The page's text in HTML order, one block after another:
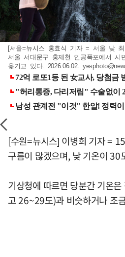
[서울=뉴시스 홍효식 기자 = 서울 낮
서울 서대문구 홍제천 인공폭포에서 시
옮기고 있다. 2026.06.02.
[수원=뉴시스] 이병희 기자 =
구름이 많겠으며, 낮 기온이 30
기상청에 따르면 당분간 기온
고 26~29도)과 비슷하거나 조